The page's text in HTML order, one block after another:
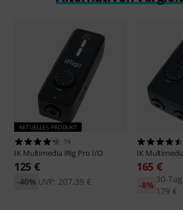
AKTUELLES PRODUKT
74
IK Multimedia iRig Pro I/O
125 €
UVP: 207,39 €
-40%
IK
165 €
30-
179 €
-8%